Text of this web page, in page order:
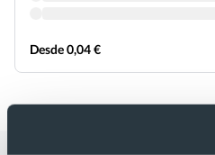
Desde 0,04 €